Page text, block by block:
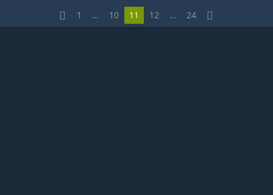
1 … 10 11 12 … 24